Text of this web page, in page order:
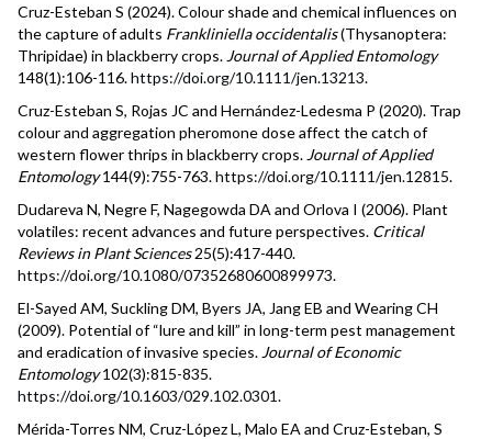
Cruz-Esteban S (2024). Colour shade and chemical influences on
the capture of adults Frankliniella occidentalis(Thysanoptera:
Thripidae) in blackberry crops. Journal of Applied Entomology
148(1):106-116.https://doi.org/10.1111/jen.13213.
Cruz-Esteban S, Rojas JC and Hernández-Ledesma P (2020). Trap
colour and aggregation pheromone dose affect the catch of
western flower thrips in blackberry crops. Journal of Applied
Entomology144(9):755-763.https://doi.org/10.1111/jen.12815.
Dudareva N, Negre F, Nagegowda DA and Orlova I (2006). Plant
volatiles: recent advances and future perspectives. Critical
Reviews in Plant Sciences25(5):417-440.
https://doi.org/10.1080/07352680600899973.
El-Sayed AM, Suckling DM, Byers JA, Jang EB and Wearing CH
(2009). Potential of “lure and kill” in long-term pest management
and eradication of invasive species. Journal of Economic
Entomology102(3):815-835.
https://doi.org/10.1603/029.102.0301.
Mérida-Torres NM, Cruz-López L, Malo EA and Cruz-Esteban, S